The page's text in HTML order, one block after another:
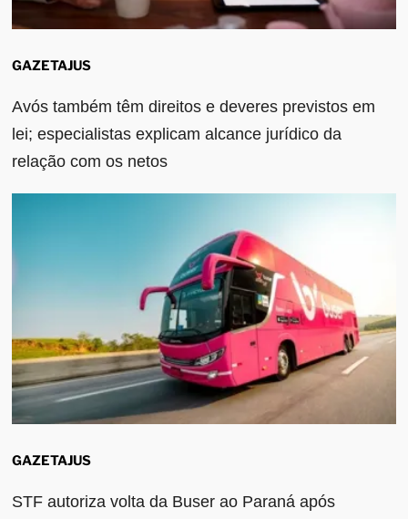
GAZETAJUS
Avós também têm direitos e deveres previstos em
lei; especialistas explicam alcance jurídico da
relação com os netos
GAZETAJUS
STF autoriza volta da Buser ao Paraná após